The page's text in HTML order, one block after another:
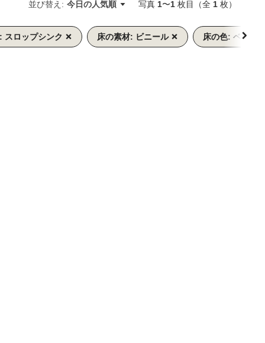
並び替え: 今日の人気順 写真 1〜1 枚目（全 1 枚）
スロップシンク 床の素材: ビニール
床の色: ベージ